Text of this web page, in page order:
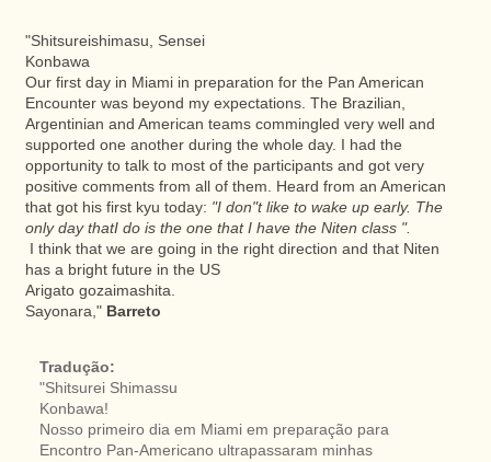
"Shitsureishimasu, Sensei
Konbawa
Our first day in Miami in preparation for the Pan American
Encounter was beyond my expectations. The Brazilian,
Argentinian and American teams commingled very well and
supported one another during the whole day. I had the
opportunity to talk to most of the participants and got very
positive comments from all of them. Heard from an American
that got his first kyu today: "I don"t like to wake up early. The
only day thatI do is the one that I have the Niten class ".
I think that we are going in the right direction and that Niten
has a bright future in the US
Arigato gozaimashita.
Sayonara," Barreto
Tradução:
"Shitsurei Shimassu
Konbawa!
Nosso primeiro dia em Miami em preparação para
Encontro Pan-Americano ultrapassaram minhas